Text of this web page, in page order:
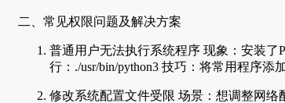
二、常见权限问题及解决方案
普通用户无法执行系统程序 现象：安装了
行：./usr/bin/python3 技巧：将常用程序添
修改系统配置文件受限 场景：想调整网络